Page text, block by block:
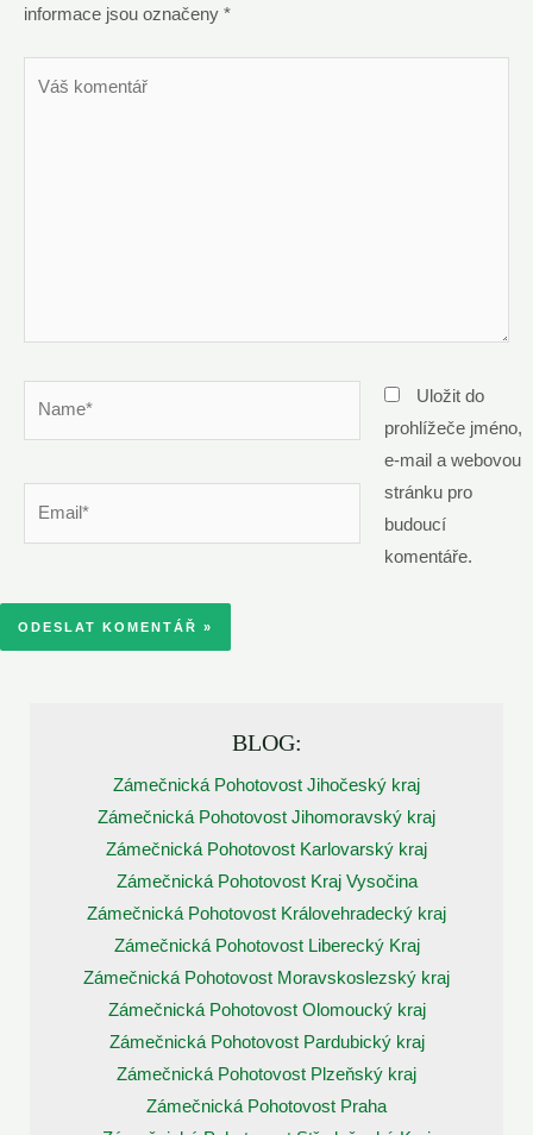
informace jsou označeny *
Uložit do
prohlížeče jméno,
e-mail a webovou
stránku pro
budoucí
komentáře.
BLOG:
Zámečnická Pohotovost Jihočeský kraj
Zámečnická Pohotovost Jihomoravský kraj
Zámečnická Pohotovost Karlovarský kraj
Zámečnická Pohotovost Kraj Vysočina
Zámečnická Pohotovost Královehradecký kraj
Zámečnická Pohotovost Liberecký Kraj
Zámečnická Pohotovost Moravskoslezský kraj
Zámečnická Pohotovost Olomoucký kraj
Zámečnická Pohotovost Pardubický kraj
Zámečnická Pohotovost Plzeňský kraj
Zámečnická Pohotovost Praha